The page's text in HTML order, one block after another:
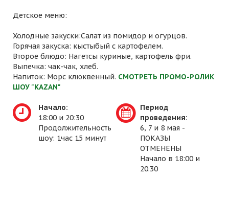
Детское меню:
Холодные закуски:Салат из помидор и огурцов.
Горячая закуска: кыстыбый с картофелем.
Второе блюдо: Нагетсы куриные, картофель фри.
Выпечка: чак-чак, хлеб.
Напиток: Морс клюквенный. СМОТРЕТЬ ПРОМО-РОЛИК
ШОУ "KAZAN"
Начало:
18:00 и 20:30
Продолжительность
шоу: 1час 15 минут
Период
проведения:
6, 7 и 8 мая -
ПОКАЗЫ
ОТМЕНЕНЫ
Начало в 18:00 и
20.30